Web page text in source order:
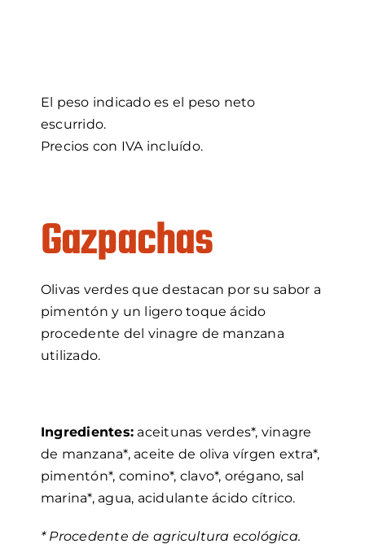
El peso indicado es el peso neto
escurrido.
Precios con IVA incluído.
Gazpachas
Olivas verdes que destacan por su sabor a
pimentón y un ligero toque ácido
procedente del vinagre de manzana
utilizado.
Ingredientes: aceitunas verdes*, vinagre
de manzana*, aceite de oliva vírgen extra*,
pimentón*, comino*, clavo*, orégano, sal
marina*, agua, acidulante ácido cítrico.
* Procedente de agricultura ecológica.